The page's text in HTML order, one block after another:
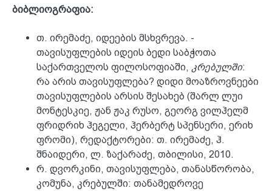
ბიბლიოგრაფია:
თ. ირემაძე, იდეების მსხვრევა. -
თავისუფლების იდეის ბედი საბჭოთა
საქართველოს ფილოსოფიაში, კრებულში:
რა არის თავისუფლება? დიდი მოაზროვნეები
თავისუფლების არსის შესახებ (შარლ ლუი
მონტესკიე, ჟან ჟაკ რუსო, გეორგ ვილჰელმ
ფრიდრიხ ჰეგელი, ჰერბერტ სპენსერი, ერიხ
ფრომი), რედაქტორები: თ. ირემაძე, ჰ.
შნაიდერი, ლ. ზაქარაძე, თბილისი, 2010.
რ. დვორკინი, თავისუფლება, თანასწორობა,
კომუნა, კრებულში: თანამედროვე